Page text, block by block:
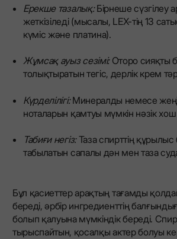
Ерекше тазалық:Бірнеше сүзгілеу
жеткізіледі (мысалы, LEX-тің 13
күміс және платина).
Жұмсақ ауыз сезімі: Оторо сияқты
толықтыратын тегіс, дерлік крем
Күрделілігі:Минералды немесе
ноталарын қамтуы мүмкін нәзік хош
Табиғи негіз:Таза спирттің
табылатын сапалы дән мен таза
Бұл қасиеттер арақтың тағамды
береді, әрбір ингредиенттің
болып қалуына мүмкіндік береді. Спирт
тырыспайтын, қосалқы актер болуы